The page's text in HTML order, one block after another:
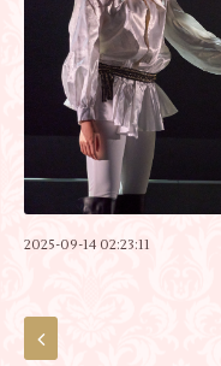
2025-09-14 02:23:11